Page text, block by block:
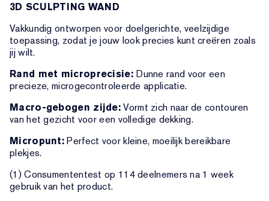
3D SCULPTING WAND
Vakkundig ontworpen voor doelgerichte, veelzijdige
toepassing, zodat je jouw look precies kunt creëren zoals
jij wilt.
Rand met microprecisie:Dunne rand voor een
precieze, microgecontroleerde applicatie.
Macro-gebogen zijde:Vormt zich naar de contouren
van het gezicht voor een volledige dekking.
Micropunt:Perfect voor kleine, moeilijk bereikbare
plekjes.
(1) Consumententest op 114 deelnemers na 1 week
gebruik van het product.